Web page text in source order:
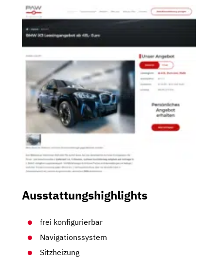
Ausstattungshighlights
frei konfigurierbar
Navigationssystem
Sitzheizung